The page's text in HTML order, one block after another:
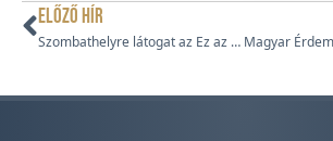
ELŐZŐ HÍR
Szombathelyre látogat az Ez az a nap!